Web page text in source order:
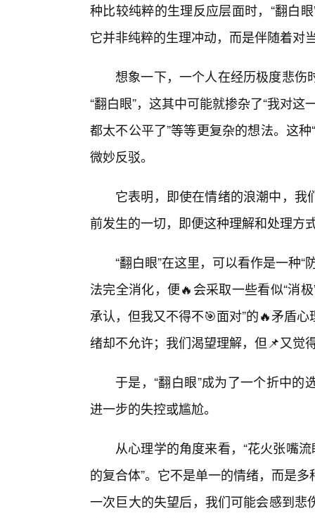
种比较纯粹的生理反应层面时，“翻白
它并非纯粹的生理冲动，而是伴随着对
想象一下，一个人在经历极度悲伤
“翻白眼”，这其中可能就掺杂了“我对这
都太不公平了”等等更复杂的想法。这
微妙反驳。
它表明，即使在情绪的浪潮中，
前发生的一切，即便这种理解和处理方
“翻白眼”在这里，可以看作是一种
法完全消化，便🔥会采取一些看似“消
承认，但我又不得不🎯面对”的🔥矛盾
绪却不允许；我们渴望理解，但📌又觉
于是，“翻白眼”成为了一个折中
进一步的失控或尴尬。
从心理学的角度来看，“花火张嘴
的复合体”。它不是单一的情绪，而是
一次巨大的失望后，我们可能会感到